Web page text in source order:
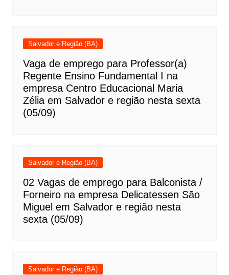
Salvador e Região (BA)
Vaga de emprego para Professor(a)
Regente Ensino Fundamental I na
empresa Centro Educacional Maria
Zélia em Salvador e região nesta sexta
(05/09)
Salvador e Região (BA)
02 Vagas de emprego para Balconista /
Forneiro na empresa Delicatessen São
Miguel em Salvador e região nesta
sexta (05/09)
Salvador e Região (BA)